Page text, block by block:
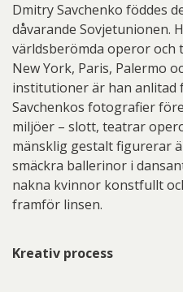
Dmitry Savchenko föddes
dåvarande Sovjetunionen.
världsberömda operor och
New York, Paris, Palermo
institutioner är han anlitad
Savchenkos fotografier
miljöer – slott, teatrar
mänsklig gestalt figurerar
smäckra ballerinor i
nakna kvinnor konstfullt
framför linsen.
Kreativ process